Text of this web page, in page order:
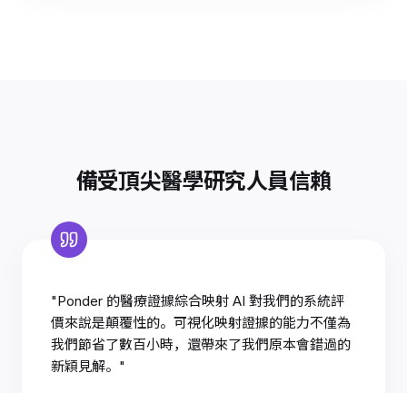
備受頂尖醫學研究人員信賴
"Ponder 的醫療證據綜合映射 AI 對我們的系統評
價來說是顛覆性的。可視化映射證據的能力不僅為
我們節省了數百小時，還帶來了我們原本會錯過的
新穎見解。"